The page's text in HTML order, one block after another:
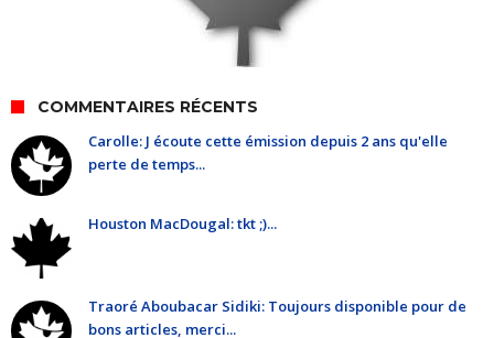
COMMENTAIRES RÉCENTS
Carolle: J écoute cette émission depuis 2 ans qu'elle
perte de temps...
Houston MacDougal: tkt ;)...
Traoré Aboubacar Sidiki: Toujours disponible pour de
bons articles, merci...